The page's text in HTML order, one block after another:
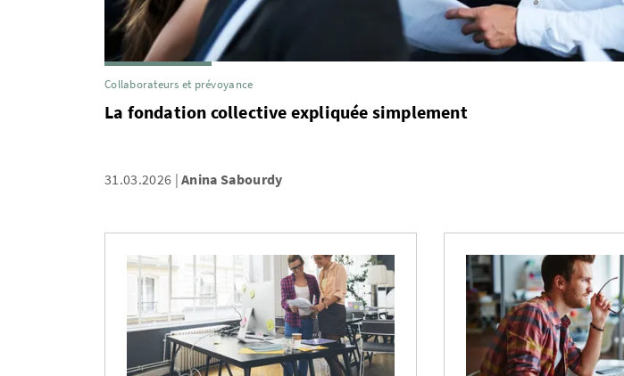
Collaborateurs et prévoyance
La fondation collective expliquée simplement
31.03.2026 Anina Sabourdy